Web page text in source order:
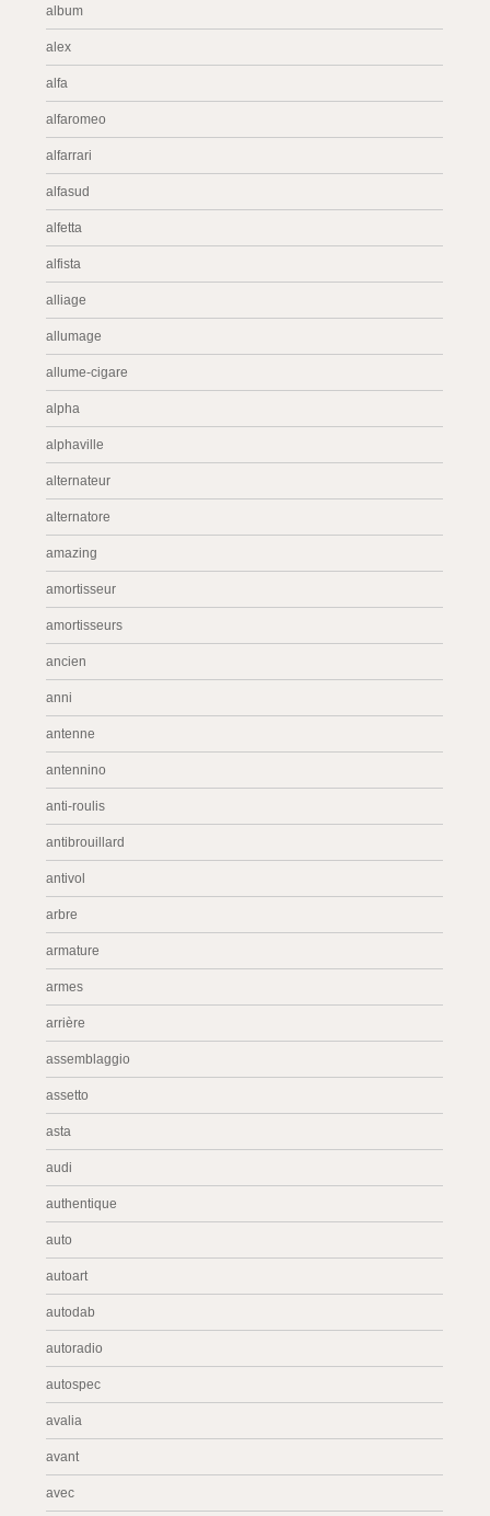
album
alex
alfa
alfaromeo
alfarrari
alfasud
alfetta
alfista
alliage
allumage
allume-cigare
alpha
alphaville
alternateur
alternatore
amazing
amortisseur
amortisseurs
ancien
anni
antenne
antennino
anti-roulis
antibrouillard
antivol
arbre
armature
armes
arrière
assemblaggio
assetto
asta
audi
authentique
auto
autoart
autodab
autoradio
autospec
avalia
avant
avec